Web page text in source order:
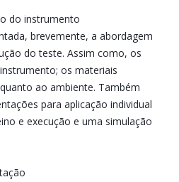
do instrumento
brevemente, a abordagem
do teste. Assim como, os
os materiais
ao ambiente. Também
para aplicação individual
e execução e uma simulação